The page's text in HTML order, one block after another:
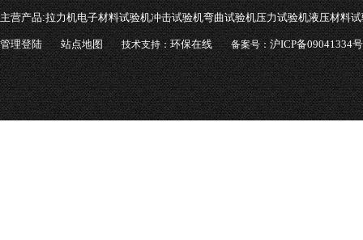
主营产品:拉力机电子材料试验机冲击试验机弯曲试验机压力试验机液压材料
管理登陆 站点地图 技术支持：环保在线 备案号：沪ICP备09041334